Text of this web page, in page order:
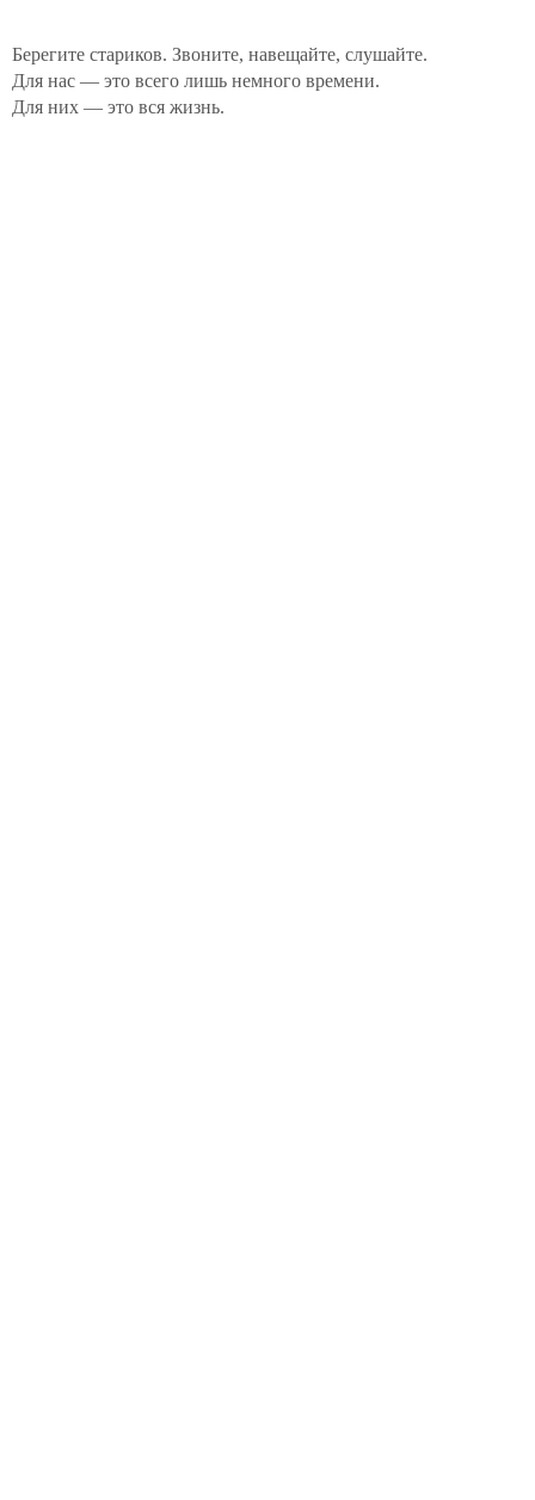
Берегите стариков. Звоните, навещайте, слушайте.
Для нас — это всего лишь немного времени.
Для них — это вся жизнь.